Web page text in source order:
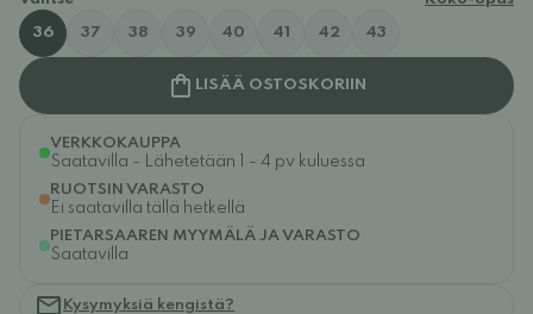
36 37 38 39 40 41 42 43
LISÄÄ OSTOSKORIIN
VERKKOKAUPPA
Saatavilla - Lähetetään 1 - 4 pv kuluessa
RUOTSIN VARASTO
Ei saatavilla tällä hetkellä
PIETARSAAREN MYYMÄLÄ JA VARASTO
Saatavilla
Kysymyksiä kengistä?